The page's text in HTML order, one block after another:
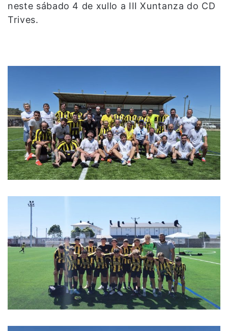
neste sábado 4 de xullo a III Xuntanza do CD
Trives.